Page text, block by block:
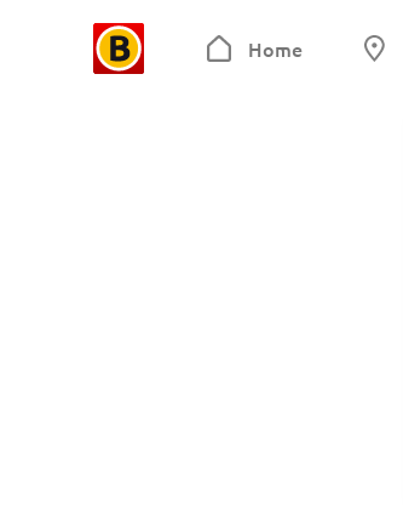
Home